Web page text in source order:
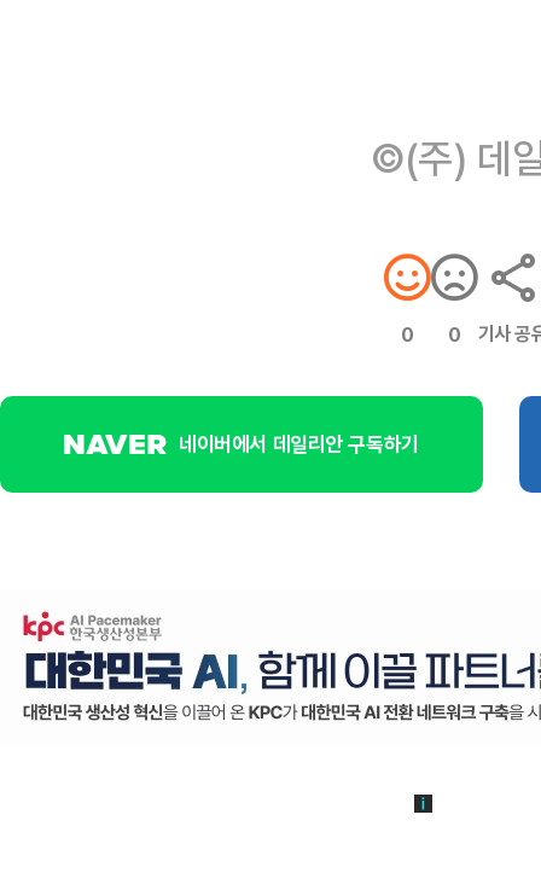
©(주) 데
0 0 기사 공
네이버에서 데일리안 구독하기